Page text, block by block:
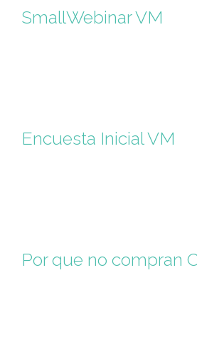
SmallWebinar VM
Encuesta Inicial VM
Por que no compran